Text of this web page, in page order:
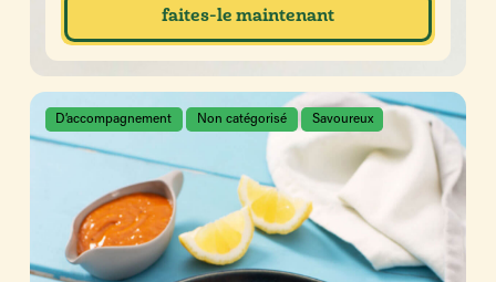
faites-le maintenant
D’accompagnement Non catégorisé Savoureux